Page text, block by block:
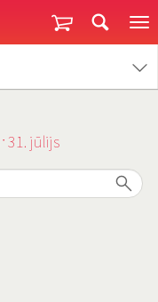
˙ 31. jūlijs